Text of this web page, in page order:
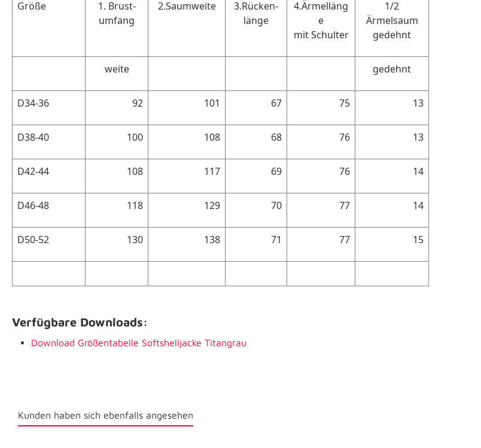
Größe
1. Brust-
umfang
2.Saumweite
3.Rücken-
länge
4.Ärmelläng
e
mit Schulter
1/2
Ärmelsaum
gedehnt
weite gedehnt
D34-36 92 101 67 75 13
D38-40 100 108 68 76 13
D42-44 108 117 69 76 14
D46-48 118 129 70 77 14
D50-52 130 138 71 77 15
Verfügbare Downloads:
Download Größentabelle Softshelljacke Titangrau
Kunden haben sich ebenfalls angesehen